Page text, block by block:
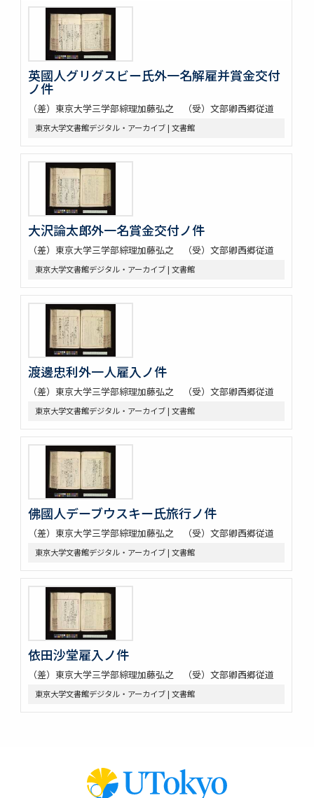
英國人グリグスビー氏外一名解雇并賞金交付
ノ件
（差）東京大学三学部綜理加藤弘之 （受）文部卿西郷従道
東京大学文書館デジタル・アーカイブ | 文書館
大沢論太郎外一名賞金交付ノ件
（差）東京大学三学部綜理加藤弘之 （受）文部卿西郷従道
東京大学文書館デジタル・アーカイブ | 文書館
渡邊忠利外一人雇入ノ件
（差）東京大学三学部綜理加藤弘之 （受）文部卿西郷従道
東京大学文書館デジタル・アーカイブ | 文書館
佛國人デーブウスキー氏旅行ノ件
（差）東京大学三学部綜理加藤弘之 （受）文部卿西郷従道
東京大学文書館デジタル・アーカイブ | 文書館
依田沙堂雇入ノ件
（差）東京大学三学部綜理加藤弘之 （受）文部卿西郷従道
東京大学文書館デジタル・アーカイブ | 文書館